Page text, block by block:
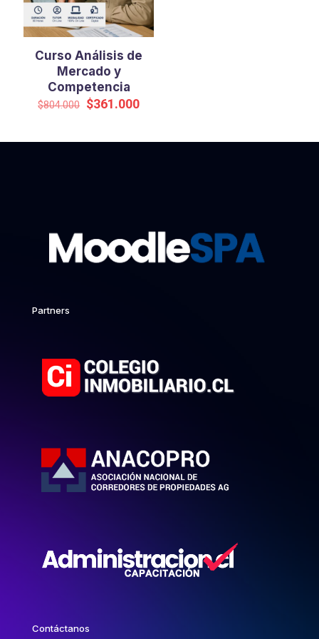
Curso Análisis de
Mercado y
Competencia
$804.000 El
era:
$361.000El
es:
Partners
Contáctanos